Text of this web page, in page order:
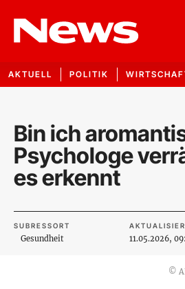
AKTUELL POLITIK
Bin ich
Psychologe
es erkennt
SUBRESSORT
Gesundheit 11.05.2026,
©